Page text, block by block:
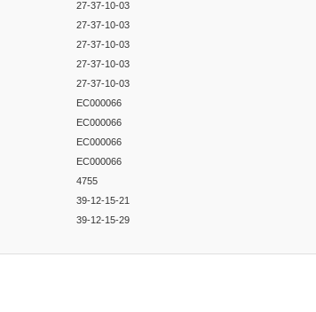
27-37-10-03
27-37-10-03
27-37-10-03
27-37-10-03
27-37-10-03
EC000066
EC000066
EC000066
EC000066
4755
39-12-15-21
39-12-15-29